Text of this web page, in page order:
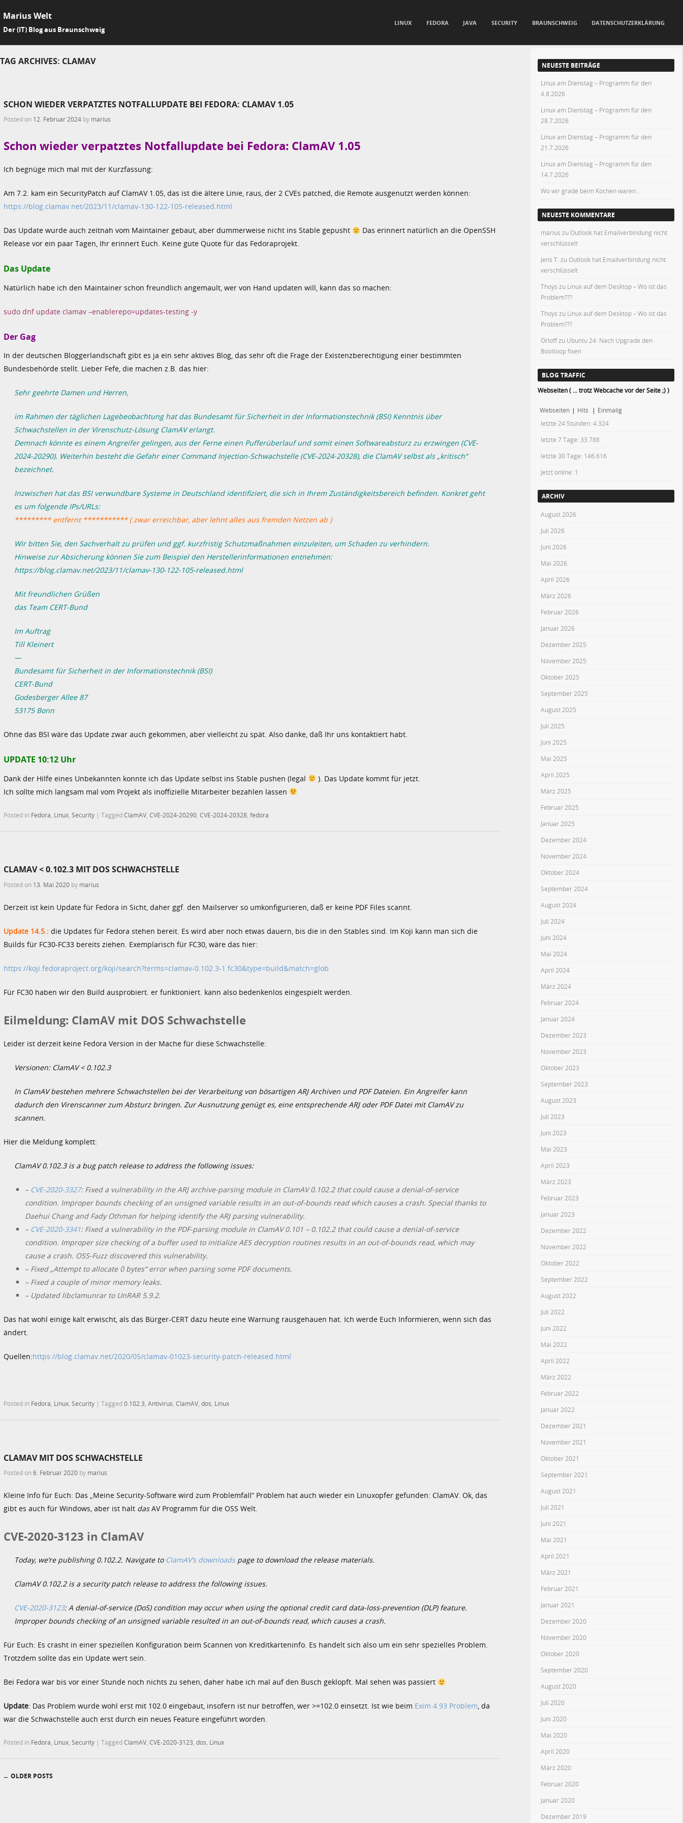
Marius Welt
Der (IT) Blog aus Braunschweig
LINUX FEDORA JAVA SECURITY BRAUNSCHWEIG DATENSCHUTZERKLÄRUNG
TAG ARCHIVES: CLAMAV
SCHON WIEDER VERPATZTES NOTFALLUPDATE BEI FEDORA: CLAMAV 1.05
Posted on 12. Februar 2024 by marius
Schon wieder verpatztes Notfallupdate bei Fedora: ClamAV 1.05
Ich begnüge mich mal mit der Kurzfassung:
Am 7.2. kam ein SecurityPatch auf ClamAV 1.05, das ist die ältere Linie, raus, der 2 CVEs patched, die Remote ausgenutzt werden können:
https://blog.clamav.net/2023/11/clamav-130-122-105-released.html
Das Update wurde auch zeitnah vom Maintainer gebaut, aber dummerweise nicht ins Stable gepusht
Das erinnert natürlich an die OpenSSH
Release vor ein paar Tagen, Ihr erinnert Euch. Keine gute Quote für das Fedoraprojekt.
Das Update
Natürlich habe ich den Maintainer schon freundlich angemault, wer von Hand updaten will, kann das so machen:
sudo dnf update clamav –enablerepo=updates-testing -y
Der Gag
In der deutschen Bloggerlandschaft gibt es ja ein sehr aktives Blog, das sehr oft die Frage der Existenzberechtigung einer bestimmten
Bundesbehörde stellt. Lieber Fefe, die machen z.B. das hier:
Sehr geehrte Damen und Herren,
im Rahmen der täglichen Lagebeobachtung hat das Bundesamt für Sicherheit in der Informationstechnik (BSI) Kenntnis über
Schwachstellen in der Virenschutz-Lösung ClamAV erlangt.
Demnach könnte es einem Angreifer gelingen, aus der Ferne einen Pufferüberlauf und somit einen Softwareabsturz zu erzwingen (CVE-
2024-20290). Weiterhin besteht die Gefahr einer Command Injection-Schwachstelle (CVE-2024-20328), die ClamAV selbst als „kritisch“
bezeichnet.
Inzwischen hat das BSI verwundbare Systeme in Deutschland identifiziert, die sich in Ihrem Zuständigkeitsbereich befinden. Konkret geht
es um folgende IPs/URLs:
********* entfernt *********** ( zwar erreichbar, aber lehnt alles aus fremden Netzen ab )
Wir bitten Sie, den Sachverhalt zu prüfen und ggf. kurzfristig Schutzmaßnahmen einzuleiten, um Schaden zu verhindern.
Hinweise zur Absicherung können Sie zum Beispiel den Herstellerinformationen entnehmen:
https://blog.clamav.net/2023/11/clamav-130-122-105-released.html
Mit freundlichen Grüßen
das Team CERT-Bund
Im Auftrag
Till Kleinert
—
Bundesamt für Sicherheit in der Informationstechnik (BSI)
CERT-Bund
Godesberger Allee 87
53175 Bonn
Ohne das BSI wäre das Update zwar auch gekommen, aber vielleicht zu spät. Also danke, daß Ihr uns kontaktiert habt.
UPDATE 10:12 Uhr
Dank der Hilfe eines Unbekannten konnte ich das Update selbst ins Stable pushen (legal
). Das Update kommt für jetzt.
Ich sollte mich langsam mal vom Projekt als inoffizielle Mitarbeiter bezahlen lassen
Posted in Fedora Linux Security | TaggedClamAV CVE-2024-20290 CVE-2024-20328 fedora
CLAMAV < 0.102.3 MIT DOS SCHWACHSTELLE
Posted on 13. Mai 2020 by marius
Derzeit ist kein Update für Fedora in Sicht, daher ggf. den Mailserver so umkonfigurieren, daß er keine PDF Files scannt.
Update 14.5.: die Updates für Fedora stehen bereit. Es wird aber noch etwas dauern, bis die in den Stables sind. Im Koji kann man sich die
Builds für FC30-FC33 bereits ziehen. Exemplarisch für FC30, wäre das hier:
https://koji.fedoraproject.org/koji/search?terms=clamav-0.102.3-1.fc30&type=build&match=glob
Für FC30 haben wir den Build ausprobiert. er funktioniert. kann also bedenkenlos eingespielt werden.
Eilmeldung: ClamAV mit DOS Schwachstelle
Leider ist derzeit keine Fedora Version in der Mache für diese Schwachstelle:
Versionen: ClamAV < 0.102.3
In ClamAV bestehen mehrere Schwachstellen bei der Verarbeitung von bösartigen ARJ Archiven und PDF Dateien. Ein Angreifer kann
dadurch den Virenscanner zum Absturz bringen. Zur Ausnutzung genügt es, eine entsprechende ARJ oder PDF Datei mit ClamAV zu
scannen.
Hier die Meldung komplett:
ClamAV 0.102.3 is a bug patch release to address the following issues:
– CVE-2020-3327: Fixed a vulnerability in the ARJ archive-parsing module in ClamAV 0.102.2 that could cause a denial-of-service
condition. Improper bounds checking of an unsigned variable results in an out-of-bounds read which causes a crash. Special thanks to
Daehui Chang and Fady Othman for helping identify the ARJ parsing vulnerability.
– CVE-2020-3341: Fixed a vulnerability in the PDF-parsing module in ClamAV 0.101 – 0.102.2 that could cause a denial-of-service
condition. Improper size checking of a buffer used to initialize AES decryption routines results in an out-of-bounds read, which may
cause a crash. OSS-Fuzz discovered this vulnerability.
– Fixed „Attempt to allocate 0 bytes“ error when parsing some PDF documents.
– Fixed a couple of minor memory leaks.
– Updated libclamunrar to UnRAR 5.9.2.
Das hat wohl einige kalt erwischt, als das Bürger-CERT dazu heute eine Warnung rausgehauen hat. Ich werde Euch Informieren, wenn sich das
ändert.
Quellen:https://blog.clamav.net/2020/05/clamav-01023-security-patch-released.html
Posted in Fedora Linux Security | Tagged0.102.3 Antivirus ClamAV dos Linux
CLAMAV MIT DOS SCHWACHSTELLE
Posted on6. Februar 2020 by marius
Kleine Info für Euch: Das „Meine Security-Software wird zum Problemfall“ Problem hat auch wieder ein Linuxopfer gefunden: ClamAV. Ok, das
gibt es auch für Windows, aber ist halt dasAV Programm für die OSS Welt.
CVE-2020-3123 in ClamAV
Today, we’re publishing 0.102.2. Navigate to ClamAV’s downloadspage to download the release materials.
ClamAV 0.102.2 is a security patch release to address the following issues.
CVE-2020-3123: A denial-of-service (DoS) condition may occur when using the optional credit card data-loss-prevention (DLP) feature.
Improper bounds checking of an unsigned variable resulted in an out-of-bounds read, which causes a crash.
Für Euch: Es crasht in einer speziellen Konfiguration beim Scannen von Kreditkarteninfo. Es handelt sich also um ein sehr spezielles Problem.
Trotzdem sollte das ein Update wert sein.
Bei Fedora war bis vor einer Stunde noch nichts zu sehen, daher habe ich mal auf den Busch geklopft. Mal sehen was passiert
Update: Das Problem wurde wohl erst mit 102.0 eingebaut, insofern ist nur betroffen, wer >=102.0 einsetzt. Ist wie beim Exim 4.93 Problem, da
war die Schwachstelle auch erst durch ein neues Feature eingeführt worden.
Posted in Fedora, Linux, Security | TaggedClamAV, CVE-2020-3123, dos, Linux
← OLDER POSTS
NEUESTE BEITRÄGE
Linux am Dienstag – Programm für den
4.8.2026
Linux am Dienstag – Programm für den
28.7.2026
Linux am Dienstag – Programm für den
21.7.2026
Linux am Dienstag – Programm für den
14.7.2026
Wo wir grade beim Kochen waren…
NEUESTE KOMMENTARE
marius zuOutlook hat Emailverbindung nicht
verschlüsselt
Jens T. zuOutlook hat Emailverbindung nicht
verschlüsselt
Thoys zu Linux auf dem Desktop – Wo ist das
Problem???
Thoys zu Linux auf dem Desktop – Wo ist das
Problem???
Orloffzu Ubuntu 24: Nach Upgrade den
Bootloop fixen
BLOG TRAFFIC
Webseiten ( ... trotz Webcache vor der Seite ;) )
Webseiten | Hits | Einmalig
letzte 24 Stunden:4.324
letzte 7 Tage: 33.788
letzte 30 Tage: 146.616
Jetzt online: 1
ARCHIV
August 2026
Juli 2026
Juni 2026
Mai 2026
April 2026
März 2026
Februar 2026
Januar 2026
Dezember 2025
November 2025
Oktober 2025
September 2025
August 2025
Juli 2025
Juni 2025
Mai 2025
April 2025
März 2025
Februar 2025
Januar 2025
Dezember 2024
November 2024
Oktober 2024
September 2024
August 2024
Juli 2024
Juni 2024
Mai 2024
April 2024
März 2024
Februar 2024
Januar 2024
Dezember 2023
November 2023
Oktober 2023
September 2023
August 2023
Juli 2023
Juni 2023
Mai 2023
April 2023
März 2023
Februar 2023
Januar 2023
Dezember 2022
November 2022
Oktober 2022
September 2022
August 2022
Juli 2022
Juni 2022
Mai 2022
April 2022
März 2022
Februar 2022
Januar 2022
Dezember 2021
November 2021
Oktober 2021
September 2021
August 2021
Juli 2021
Juni 2021
Mai 2021
April 2021
März 2021
Februar 2021
Januar 2021
Dezember 2020
November 2020
Oktober 2020
September 2020
August 2020
Juli 2020
Juni 2020
Mai 2020
April 2020
März 2020
Februar 2020
Januar 2020
Dezember 2019